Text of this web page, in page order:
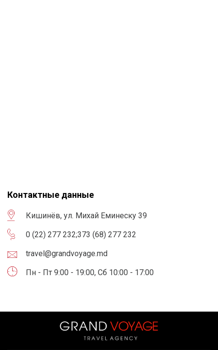
Контактные данные
Кишинёв, ул. Михай Еминеску 39
0 (22) 277 232;373 (68) 277 232
travel@grandvoyage.md
Пн - Пт 9:00 - 19:00, Сб 10:00 - 17:00